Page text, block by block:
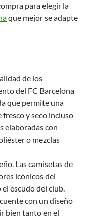
para elegir la
que mejor se adapte
de los
del FC Barcelona
que permite una
y seco incluso
elaboradas con
o mezclas
Las camisetas de
icónicos del
escudo del club.
con un diseño
bien tanto en el